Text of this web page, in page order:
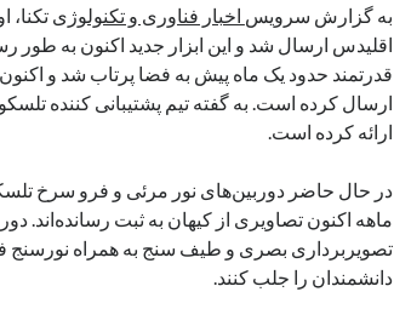
به گزارش سرویس اخبار فناوری و تکنولوژی
اقلیدس ارسال شد و این ابزار جدید اکنون به
قدرتمند حدود یک ماه پیش به فضا پرتاب شد و
ارسال کرده است. به گفته تیم پشتیبانی کننده
ارائه کرده است.
در حال حاضر دوربین‌های نور مرئی و فرو سرخ
ماهه اکنون تصاویری از کیهان به ثبت رسانده‌اند.
تصویربرداری بصری و طیف سنج به همراه نورسنج
دانشمندان را جلب کنند.